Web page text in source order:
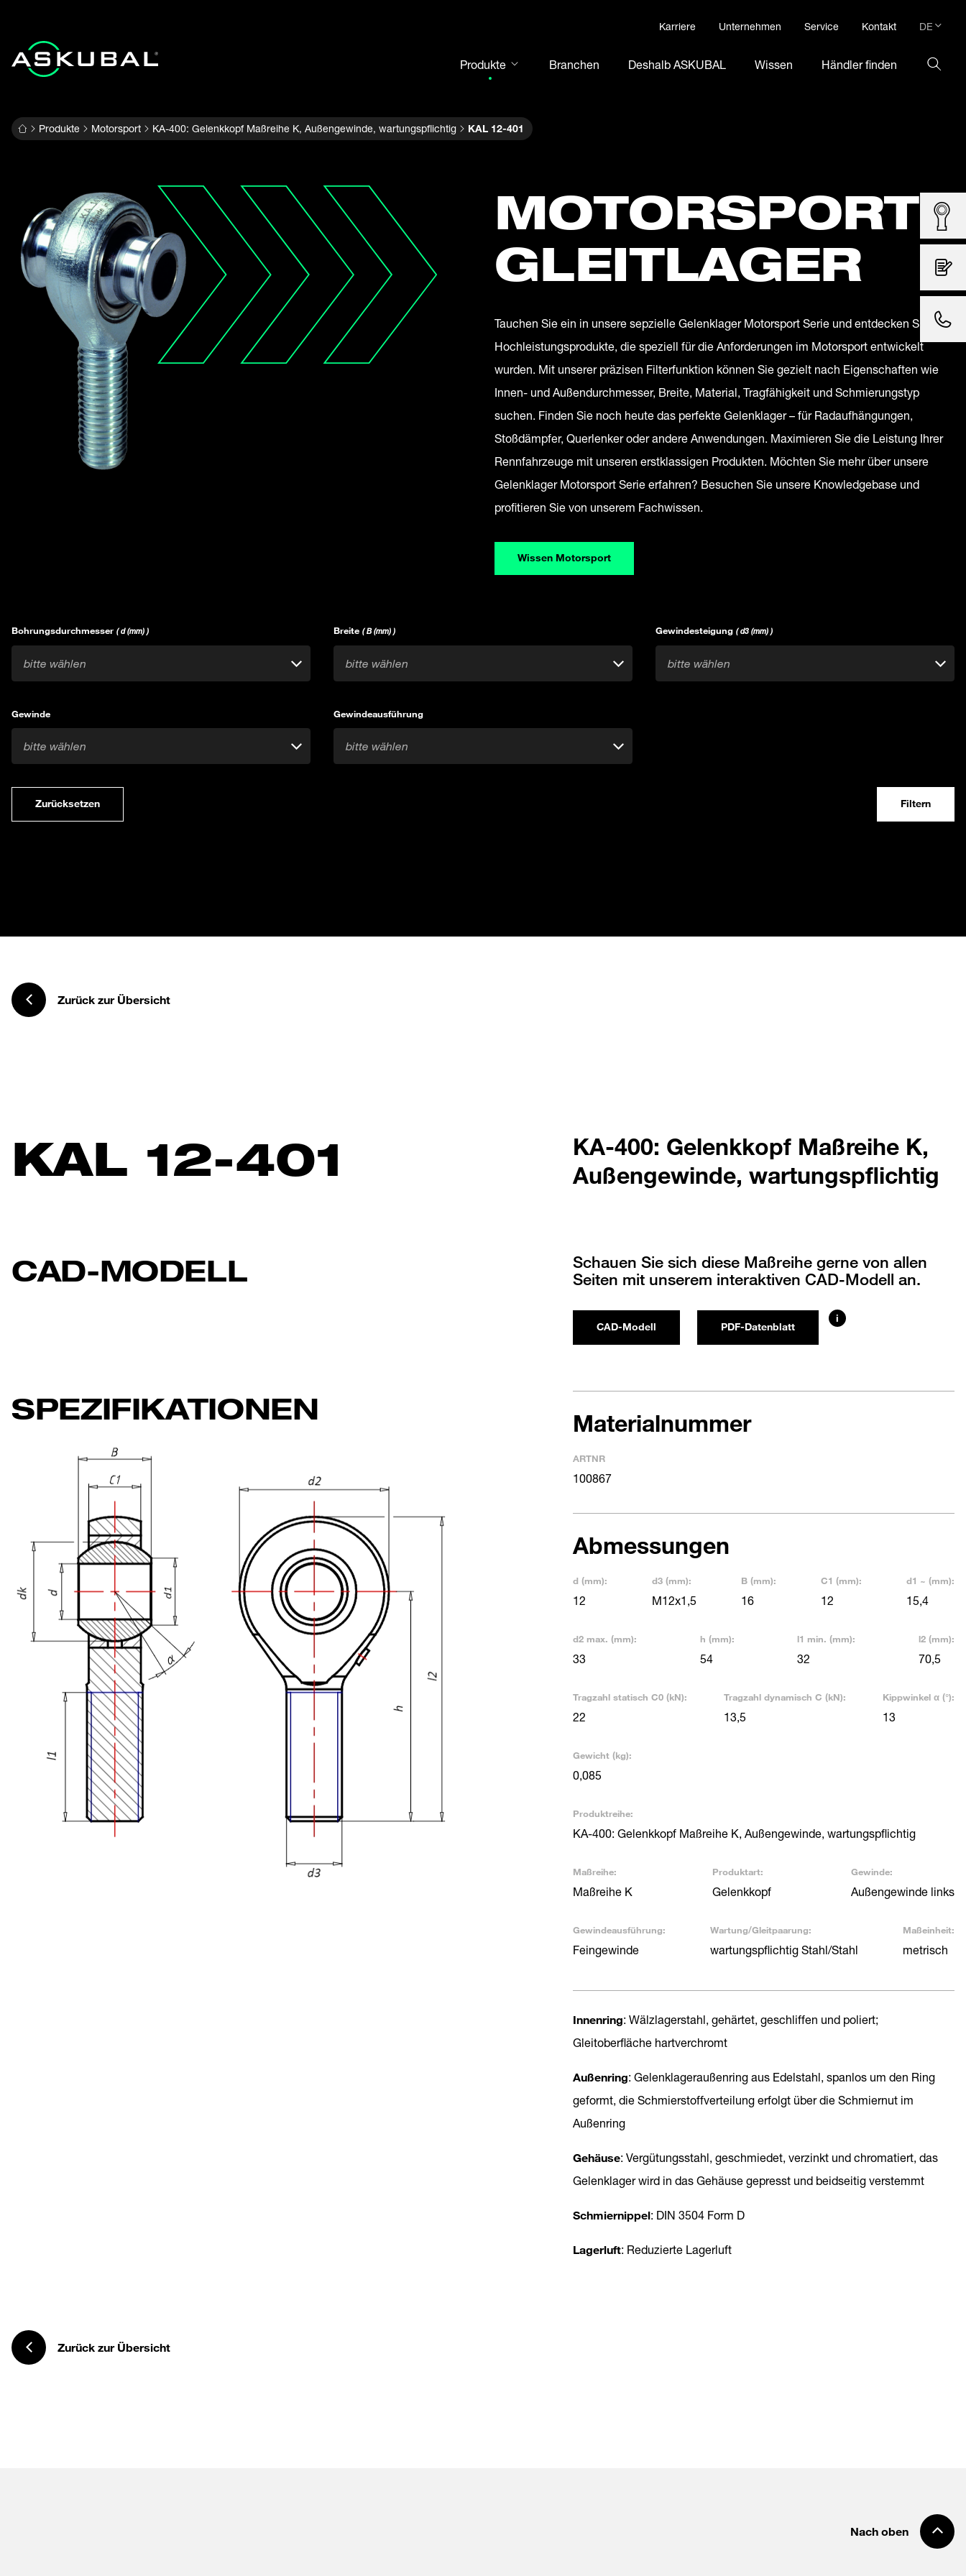
Karriere Unternehmen Service Kontakt DE
DE
Produkte
Gelenklager
Gehäuseeinheiten
Kurven- und Stützrollen
Welle-Nabe-Verbindungen
Gabelköpfe und Bolzen
Stahlkugeln
Branchen Deshalb ASKUBAL Wissen Händler finden
Produkte Motorsport KA-400: Gelenkkopf Maßreihe K, Außengewinde, wartungspflichtig KAL 12-401
MOTORSPORT
GLEITLAGER
Tauchen Sie ein in unsere sepzielle Gelenklager Motorsport Serie und entdecken Sie
Hochleistungsprodukte, die speziell für die Anforderungen im Motorsport entwickelt
wurden. Mit unserer präzisen Filterfunktion können Sie gezielt nach Eigenschaften wie
Innen- und Außendurchmesser, Breite, Material, Tragfähigkeit und Schmierungstyp
suchen. Finden Sie noch heute das perfekte Gelenklager – für Radaufhängungen,
Stoßdämpfer, Querlenker oder andere Anwendungen. Maximieren Sie die Leistung Ihrer
Rennfahrzeuge mit unseren erstklassigen Produkten. Möchten Sie mehr über unsere
Gelenklager Motorsport Serie erfahren? Besuchen Sie unsere Knowledgebase und
profitieren Sie von unserem Fachwissen.
Wissen Motorsport
Bohrungsdurchmesser ( d (mm) )
bitte wählen
Breite ( B (mm) )
bitte wählen
Gewindesteigung ( d3 (mm) )
bitte wählen
Gewinde
bitte wählen
Gewindeausführung
bitte wählen
Zurücksetzen Filtern
Zurück zur Übersicht
KAL 12-401
KA-400: Gelenkkopf Maßreihe K,
Außengewinde, wartungspflichtig
CAD-MODELL
Schauen Sie sich diese Maßreihe gerne von allen
Seiten mit unserem interaktiven CAD-Modell an.
CAD-Modell PDF-Datenblatt
i
SPEZIFIKATIONEN Materialnummer
ARTNR
100867
Abmessungen
d (mm):
12
d3 (mm):
M12x1,5
B (mm):
16
C1 (mm):
12
d1 ~ (mm):
15,4
d2 max. (mm):
33
h (mm):
54
l1 min. (mm):
32
l2 (mm):
70,5
Tragzahl statisch C0 (kN):
22
Tragzahl dynamisch C (kN):
13,5
Kippwinkel α (°):
13
Gewicht (kg):
0,085
Produktreihe:
KA-400: Gelenkkopf Maßreihe K, Außengewinde, wartungspflichtig
Maßreihe:
Maßreihe K
Produktart:
Gelenkkopf
Gewinde:
Außengewinde links
Gewindeausführung:
Feingewinde
Wartung/Gleitpaarung:
wartungspflichtig Stahl/Stahl
Maßeinheit:
metrisch
Innenring: Wälzlagerstahl, gehärtet, geschliffen und poliert;
Gleitoberfläche hartverchromt
Außenring: Gelenklageraußenring aus Edelstahl, spanlos um den Ring
geformt, die Schmierstoffverteilung erfolgt über die Schmiernut im
Außenring
Gehäuse: Vergütungsstahl, geschmiedet, verzinkt und chromatiert, das
Gelenklager wird in das Gehäuse gepresst und beidseitig verstemmt
Schmiernippel: DIN 3504 Form D
Lagerluft: Reduzierte Lagerluft
Zurück zur Übersicht
Nach oben